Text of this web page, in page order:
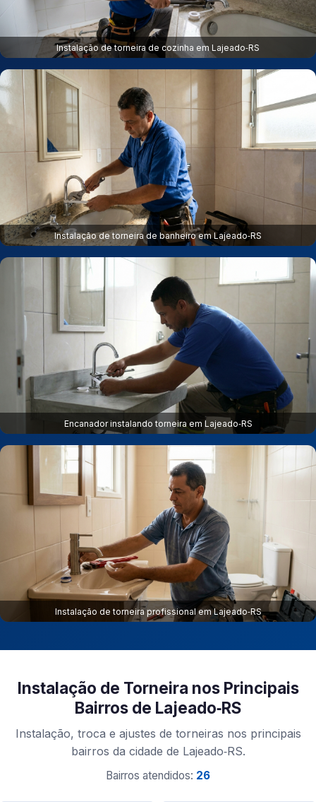
Instalação de torneira de cozinha em Lajeado‑RS
Instalação de torneira de banheiro em Lajeado‑RS
Encanador instalando torneira em Lajeado‑RS
Instalação de torneira profissional em Lajeado‑RS
Instalação de Torneira nos Principais
Bairros de Lajeado‑RS
Instalação, troca e ajustes de torneiras nos principais
bairros da cidade de Lajeado‑RS.
Bairros atendidos: 26